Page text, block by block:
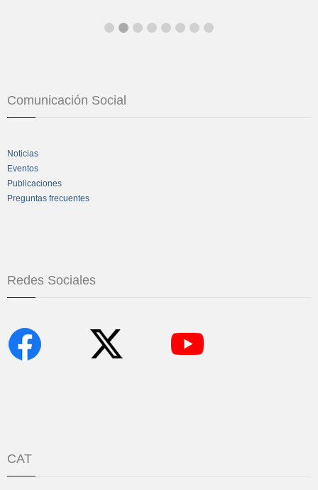
Comunicación Social
Noticias
Eventos
Publicaciones
Preguntas frecuentes
Redes Sociales
CAT